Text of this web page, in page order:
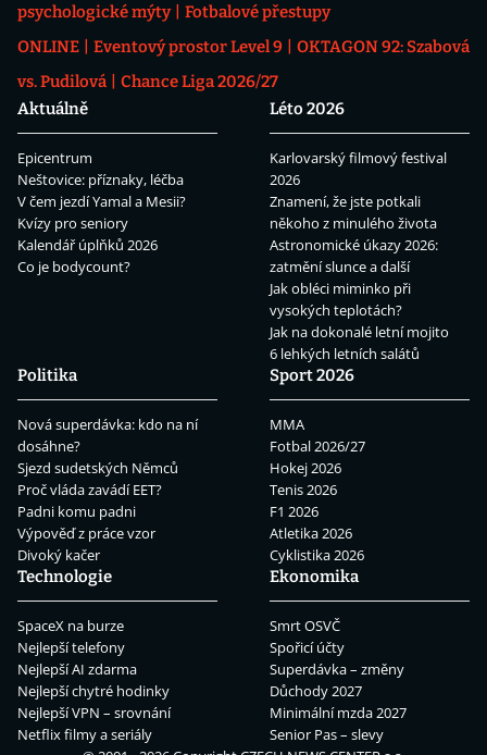
psychologické mýty
Fotbalové přestupy
ONLINE
Eventový prostor Level 9
OKTAGON 92: Szabová
vs. Pudilová
Chance Liga 2026/27
Aktuálně
Epicentrum
Neštovice: příznaky, léčba
V čem jezdí Yamal a Mesii?
Kvízy pro seniory
Kalendář úplňků 2026
Co je bodycount?
Léto 2026
Karlovarský filmový festival
2026
Znamení, že jste potkali
někoho z minulého života
Astronomické úkazy 2026:
zatmění slunce a další
Jak obléci miminko při
vysokých teplotách?
Jak na dokonalé letní mojito
6 lehkých letních salátů
Politika
Nová superdávka: kdo na ní
dosáhne?
Sjezd sudetských Němců
Proč vláda zavádí EET?
Padni komu padni
Výpověď z práce vzor
Divoký kačer
Sport 2026
MMA
Fotbal 2026/27
Hokej 2026
Tenis 2026
F1 2026
Atletika 2026
Cyklistika 2026
Technologie
SpaceX na burze
Nejlepší telefony
Nejlepší AI zdarma
Nejlepší chytré hodinky
Nejlepší VPN – srovnání
Netflix filmy a seriály
Ekonomika
Smrt OSVČ
Spořicí účty
Superdávka – změny
Důchody 2027
Minimální mzda 2027
Senior Pas – slevy